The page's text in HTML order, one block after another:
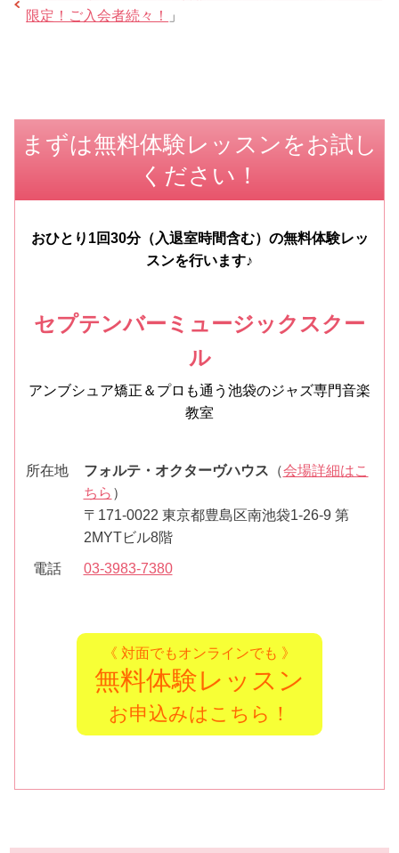
限定！ご入会者続々！
」
まずは無料体験レッスンをお試し
ください！
おひとり1回30分（入退室時間含む）の無料体験レッ
スンを行います♪
セプテンバーミュージックスクー
ル
アンブシュア矯正＆プロも通う池袋のジャズ専門音楽
教室
所在地 フォルテ・オクターヴハウス （会場詳細はこ
ちら ）
〒171-0022 東京都豊島区南池袋1-26-9 第
2MYTビル8階
電話 03-3983-7380
《 対面でもオンラインでも 》
無料体験レッスン
お申込みはこちら！